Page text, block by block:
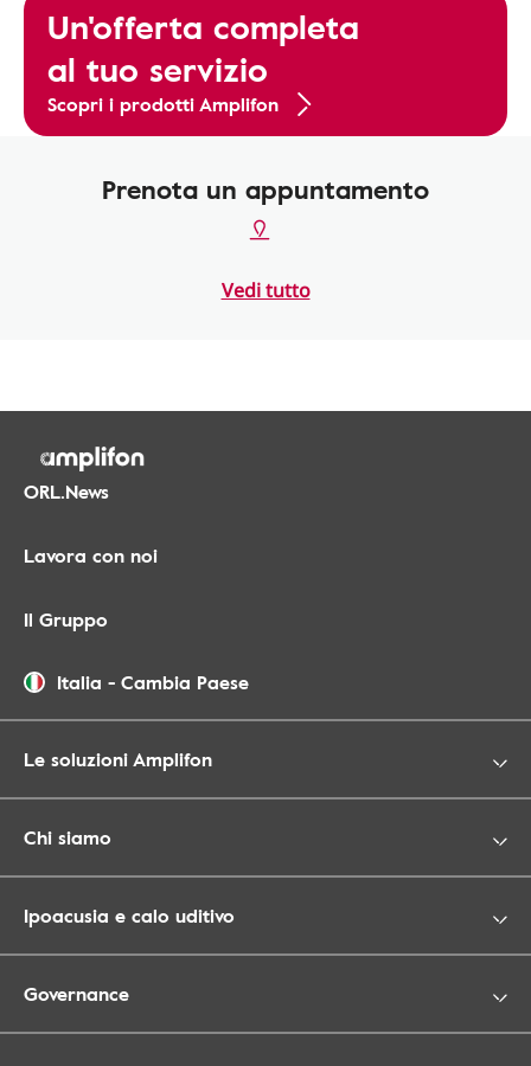
Un'offerta completa
al tuo servizio
Scopri i prodotti Amplifon
Prenota un appuntamento
Vedi tutto
ORL.News
Lavora con noi
Il Gruppo
Italia - Cambia Paese
Le soluzioni Amplifon
Chi siamo
Ipoacusia e calo uditivo
Governance